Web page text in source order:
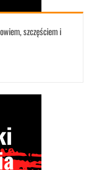
szczęściem i